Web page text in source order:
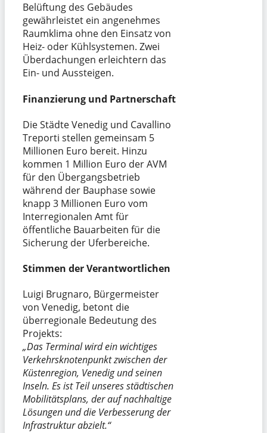
Belüftung des Gebäudes
gewährleistet ein angenehmes
Raumklima ohne den Einsatz von
Heiz- oder Kühlsystemen. Zwei
Überdachungen erleichtern das
Ein- und Aussteigen.
Finanzierung und Partnerschaft
Die Städte Venedig und Cavallino
Treporti stellen gemeinsam 5
Millionen Euro bereit. Hinzu
kommen 1 Million Euro der AVM
für den Übergangsbetrieb
während der Bauphase sowie
knapp 3 Millionen Euro vom
Interregionalen Amt für
öffentliche Bauarbeiten für die
Sicherung der Uferbereiche.
Stimmen der Verantwortlichen
Luigi Brugnaro, Bürgermeister
von Venedig, betont die
überregionale Bedeutung des
Projekts:
„Das Terminal wird ein wichtiges
Verkehrsknotenpunkt zwischen der
Küstenregion, Venedig und seinen
Inseln. Es ist Teil unseres städtischen
Mobilitätsplans, der auf nachhaltige
Lösungen und die Verbesserung der
Infrastruktur abzielt.“